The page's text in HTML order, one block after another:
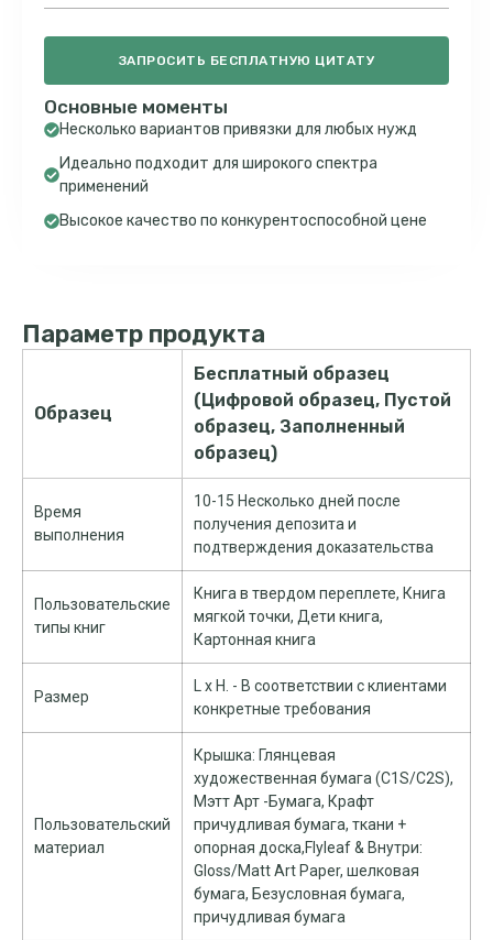
ЗАПРОСИТЬ БЕСПЛАТНУЮ ЦИТАТУ
Основные моменты
Несколько вариантов привязки для любых нужд
Идеально подходит для широкого спектра
применений
Высокое качество по конкурентоспособной цене
Параметр продукта
Образец
Бесплатный образец
(Цифровой образец, Пустой
образец, Заполненный
образец)
Время
выполнения
10-15 Несколько дней после
получения депозита и
подтверждения доказательства
Пользовательские
типы книг
Книга в твердом переплете, Книга
мягкой точки, Дети книга,
Картонная книга
Размер
L x H. - В соответствии с клиентами
конкретные требования
Пользовательский
материал
Крышка: Глянцевая
художественная бумага (C1S/C2S),
Мэтт Арт -Бумага, Крафт
причудливая бумага, ткани +
опорная доска,Flyleaf & Внутри:
Gloss/Matt Art Paper, шелковая
бумага, Безусловная бумага,
причудливая бумага